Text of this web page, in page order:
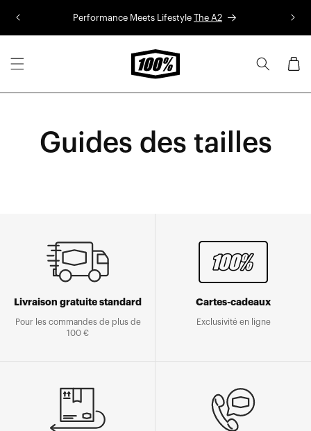
Performance Meets Lifestyle The A2
Panier
Guides des tailles
Livraison gratuite standard
Pour les commandes de plus de
100 €
Cartes-cadeaux
Exclusivité en ligne